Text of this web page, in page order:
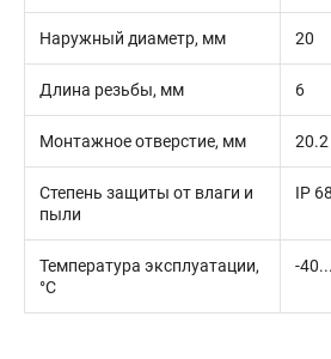
Наружный диаметр, мм 20
Длина резьбы, мм 6
Монтажное отверстие, мм 20.2
Степень защиты от влаги и
пыли
IP 68
Температура эксплуатации,
°С
-